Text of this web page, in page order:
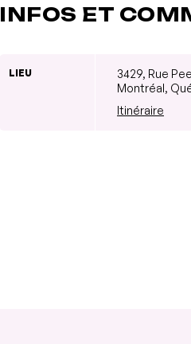
INFOS ET
LIEU
3429, Rue
Montréal,
Itinéraire